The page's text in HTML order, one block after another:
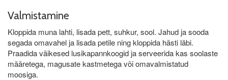
Valmistamine
Kloppida muna lahti, lisada pett, suhkur, sool. Jahud ja sooda
segada omavahel ja lisada petile ning kloppida hästi läbi.
Praadida väikesed lusikapannkoogid ja serveerida kas soolaste
määretega, magusate kastmetega või omavalmistatud
moosiga.